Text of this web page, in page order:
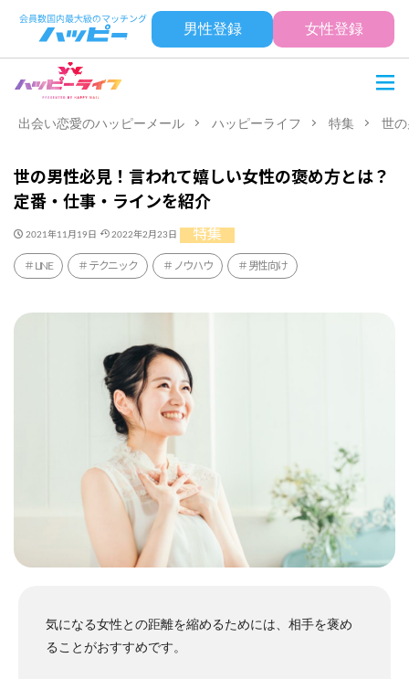
男性登録 女性登録
出会い恋愛のハッピーメール ハッピーライフ 特集 世
世の男性必見！言われて嬉しい女性の褒め方とは？
定番・仕事・ラインを紹介
2021年11月19日 2022年2月23日 特集
LINE テクニック ノウハウ 男性向け
気になる女性との距離を縮めるためには、相手を褒め
ることがおすすめです。